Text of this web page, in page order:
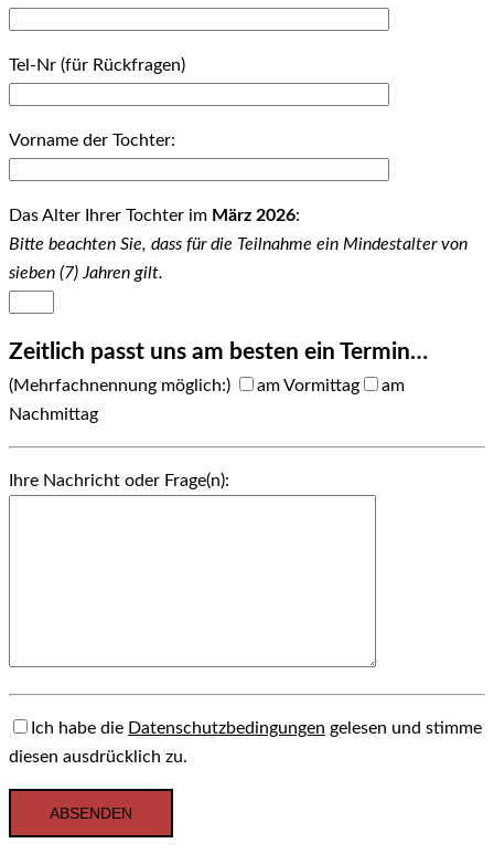
Tel-Nr (für Rückfragen)
Vorname der Tochter:
Das Alter Ihrer Tochter im März 2026:
Bitte beachten Sie, dass für die Teilnahme ein Mindestalter von
sieben (7) Jahren gilt.
Zeitlich passt uns am besten ein Termin…
(Mehrfachnennung möglich:) am Vormittag
am
Nachmittag
Ihre Nachricht oder Frage(n):
Ich habe die Datenschutzbedingungen gelesen und stimme
diesen ausdrücklich zu.